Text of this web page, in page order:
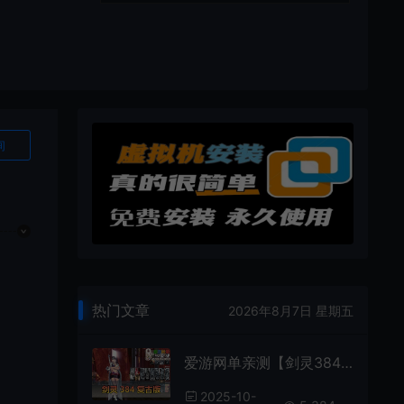
热门文章 2026年8月7日 星期五
爱游网单亲测【剑灵384单机】纯复古无魔改带S123装备 完整雪峰进化树 内置GM单人群组 主线剧情 支线任务 虚拟机一键端视频安装教学
2025-10-